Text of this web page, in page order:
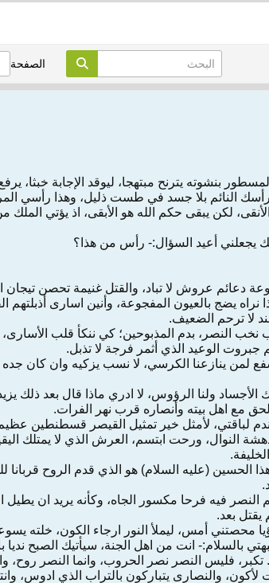
الصفحة
بنشوته يترنح مبتهجا، ليوقد الإجابة
رأسك النائم بلا جسد في طست ذليل، وهذا رأسي
لكن يبقى حكم الله هو الأبقى، اذ يؤتي
يجعلني أعيد السؤال:- رأس من هذا؟
دعائم عروش لا تباد، والقتل غنيمة تحصن تيجان
نراه يضج بالعيون المفجوعة، وأنين اسارى
لا ترحم الضعيف.
نخب النصر، بدم المذبوحين؛ كي ننكأ قلب
الوعيد الذي أثمر فرجة لا تذبل.
لمن ينازعنا الكرسي، لا نسب يزكيه وان كان جده
ولنا الرؤوس، لا ادري ماذا قال بعد ذلك
مع اهل بيته وأنصاره قرب نهر الفرات.
لباقتي، لأمثل خير تمثيل القيصر قسطنطين
ورحت ابتسم، العرش الذي لا يمتلك
الحسين (عليه السلام) هو الذي قدم الروح
فيه فرحا مكسور الجاه، وكأنه يريد ان يطيل
يقتل بعد.
أمس، ليملأ النور ارجاء الكون، خلته يسوعا
بالسلام:- انت من اهل الجنة، سيأتيك الصبح نديا
فليس النصر نصر الحروب، وانما النصر
لأكون، والنصارى يتباركون بالتراب الذي ادوس،